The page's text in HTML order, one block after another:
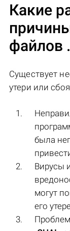
Какие
файлов
Существует
утери или
была
Вирусы
могут
его